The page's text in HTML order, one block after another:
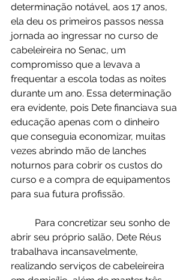
determinação notável, aos 17 anos,
ela deu os primeiros passos nessa
jornada ao ingressar no curso de
cabeleireira no Senac, um
compromisso que a levava a
frequentar a escola todas as noites
durante um ano. Essa determinação
era evidente, pois Dete financiava sua
educação apenas com o dinheiro
que conseguia economizar, muitas
vezes abrindo mão de lanches
noturnos para cobrir os custos do
curso e a compra de equipamentos
para sua futura profissão.
abrir seu próprio salão, Dete Réus
trabalhava incansavelmente,
realizando serviços de cabeleireira